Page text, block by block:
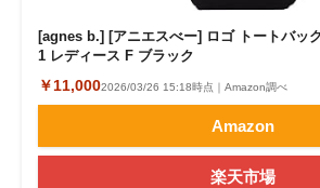
[agnes b.] [アニエスべー] ロゴ トートバッ
1 レディース F ブラック
￥11,0002026/03/26 15:18時点｜Amazon調べ
Amazon
楽天市場